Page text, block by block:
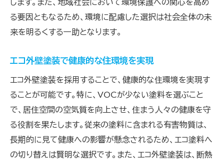
します。また、地域社会において環境保護への関心を高め
る要因ともなるため、環境に配慮した選択は社会全体の未
来を明るくする一助となります。
エコ外壁塗装で健康的な住環境を実現
エコ外壁塗装を採用することで、健康的な住環境を実現す
ることが可能です。特に、VOCが少ない塗料を選ぶこと
で、居住空間の空気質を向上させ、住まう人々の健康を守
る役割を果たします。従来の塗料に含まれる有害物質は、
長期的に見て健康への影響が懸念されるため、エコ塗料へ
の切り替えは賢明な選択です。また、エコ外壁塗装は、断熱